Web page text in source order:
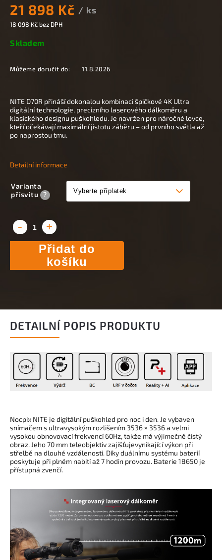
21 898 Kč / ks
18 098 Kč bez DPH
Skladem
Můžeme doručit do: 11.8.2026
Varianta
přísvitu ?
Přidat do
košíku
NITE D70R přináší dokonalou kombinaci špičkové 4K Ultra
digitální technologie, precizního laserového dálkoměru a
klasického designu puškohledu. Je navržen pro náročné lovce,
kteří očekávají maximální jistotu záběru – od prvního světla až
po naprostou tmu.
Detailní informace
DETAILNÍ POPIS PRODUKTU
Nocpix NITE je digitální puškohled pro noc iden. Je vybaven
snímačem s ultravysokým rozlišením 3536 × 3536 a velmi
vysokou obnovovací frekvencí 60Hz, takže má výjimečně čistý
obraz. Jeho 70 mm teleobjektiv zajišťujevynikající výkon při
střelbě na dlouhé vzdálenosti. Díky duálnímu systému baterií
poskytuje při plném nabití až 7 hodin provozu. Baterie 18650 je
přístupná zvenčí.